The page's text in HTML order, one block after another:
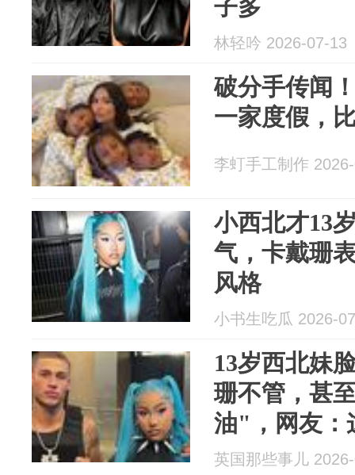
子多
林轻吟 2026-07-13
破分手传闻
一家度假，
李虰手工制作
小西北才13
气，卡戴珊
风格
小书生吃瓜 2026-
13岁西北妹
珊不管，甚
油"，网友：
青春期！
英国那些事儿